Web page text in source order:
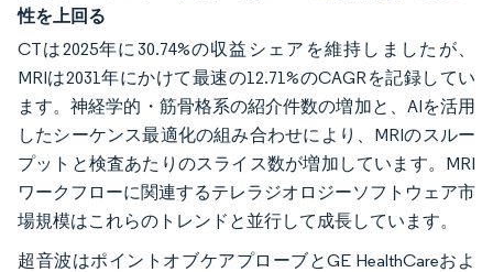
性を上回る
CTは2025年に30.74%の収益シェアを維持しましたが、
MRIは2031年にかけて最速の12.71%のCAGRを記録してい
ます。神経学的・筋骨格系の紹介件数の増加と、AIを活用
したシーケンス最適化の組み合わせにより、MRIのスルー
プットと検査あたりのスライス数が増加しています。MRI
ワークフローに関連するテレラジオロジーソフトウェア市
場規模はこれらのトレンドと並行して成長しています。
超音波はポイントオブケアプローブとGE HealthCareおよ